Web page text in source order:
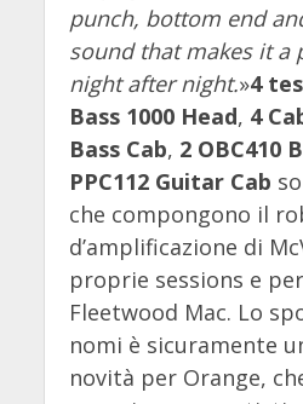
punch, bottom end
sound that makes it a
night after night.»4
Bass 1000 Head, 4
Bass Cab, 2 OBC410
PPC112 Guitar Cab
che compongono il
d’amplificazione di
proprie sessions e
Fleetwood Mac. Lo
nomi è sicuramente
novità per Orange,